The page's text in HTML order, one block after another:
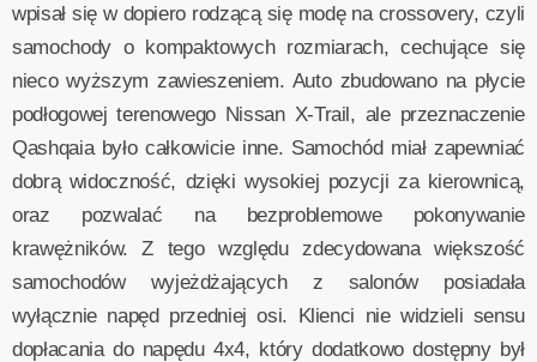
wpisał się w dopiero rodzącą się modę na crossovery, czyli
samochody o kompaktowych rozmiarach, cechujące się
nieco wyższym zawieszeniem. Auto zbudowano na płycie
podłogowej terenowego Nissan X-Trail, ale przeznaczenie
Qashqaia było całkowicie inne. Samochód miał zapewniać
dobrą widoczność, dzięki wysokiej pozycji za kierownicą,
oraz pozwalać na bezproblemowe pokonywanie
krawężników. Z tego względu zdecydowana większość
samochodów wyjeżdżających z salonów posiadała
wyłącznie napęd przedniej osi. Klienci nie widzieli sensu
dopłacania do napędu 4x4, który dodatkowo dostępny był